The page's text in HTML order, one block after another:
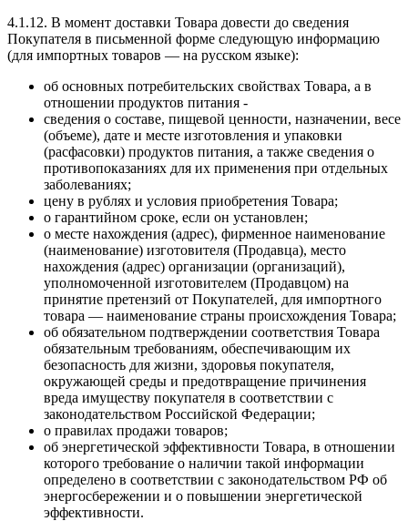
4.1.12. В момент доставки Товара довести до сведения
Покупателя в письменной форме следующую информацию
(для импортных товаров — на русском языке):
об основных потребительских свойствах Товара, а в
отношении продуктов питания -
сведения о составе, пищевой ценности, назначении, весе
(объеме), дате и месте изготовления и упаковки
(расфасовки) продуктов питания, а также сведения о
противопоказаниях для их применения при отдельных
заболеваниях;
цену в рублях и условия приобретения Товара;
о гарантийном сроке, если он установлен;
о месте нахождения (адрес), фирменное наименование
(наименование) изготовителя (Продавца), место
нахождения (адрес) организации (организаций),
уполномоченной изготовителем (Продавцом) на
принятие претензий от Покупателей, для импортного
товара — наименование страны происхождения Товара;
об обязательном подтверждении соответствия Товара
обязательным требованиям, обеспечивающим их
безопасность для жизни, здоровья покупателя,
окружающей среды и предотвращение причинения
вреда имуществу покупателя в соответствии с
законодательством Российской Федерации;
о правилах продажи товаров;
об энергетической эффективности Товара, в отношении
которого требование о наличии такой информации
определено в соответствии с законодательством РФ об
энергосбережении и о повышении энергетической
эффективности.